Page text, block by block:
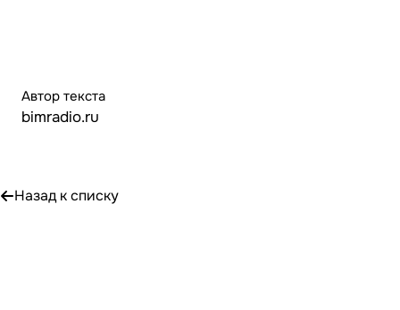
Автор текста
bimradio.ru
Назад к списку